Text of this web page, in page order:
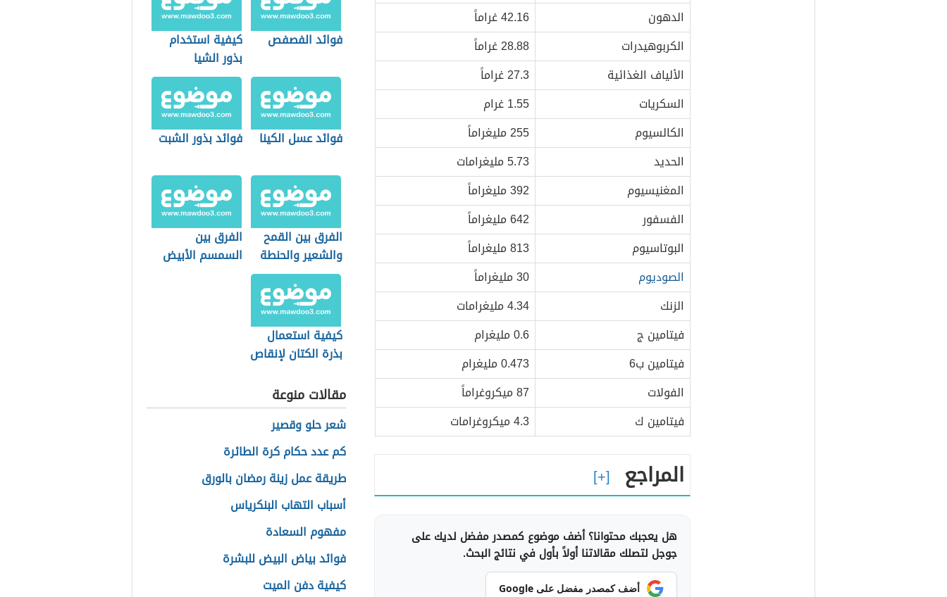
الدهون
42.16 غراماً
الكربوهيدرات
28.88 غراماً
الألياف الغذائية
27.3 غراماً
السكريات
1.55 غرام
الكالسيوم
255 مليغراماً
الحديد
5.73 مليغرامات
المغنيسيوم
392 مليغراماً
الفسفور
642 مليغراماً
البوتاسيوم
813 مليغراماً
الصوديوم
30 مليغراماً
الزنك
4.34 مليغرامات
فيتامين ج
0.6 مليغرام
فيتامين ب6
0.473 مليغرام
الفولات
87 ميكروغراماً
فيتامين ك
4.3 ميكروغرامات
المراجع
هل يعجبك محتوانا؟ أضف موضوع كمصدر مفضل لديك على
جوجل لتصلك مقالاتنا أولاً بأول في نتائج البحث.
أضف كمصدر مفضل على Google
فوائد الفصفص
كيفية استخدام
بذور الشيا
فوائد عسل الكينا فوائد بذور الشبت
الفرق بين القمح
والشعير والحنطة
الفرق بين
السمسم الأبيض
كيفية استعمال
بذرة الكتان لإنقاص
مقالات منوعة
شعر حلو وقصير
كم عدد حكام كرة الطائرة
طريقة عمل زينة رمضان بالورق
أسباب التهاب البنكرياس
مفهوم السعادة
فوائد بياض البيض للبشرة
كيفية دفن الميت